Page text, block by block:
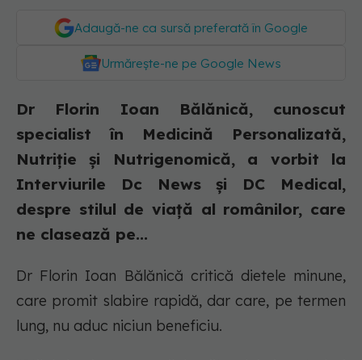
Adaugă-ne ca sursă preferată în Google
Urmărește-ne pe Google News
Dr Florin Ioan Bălănică, cunoscut
specialist în Medicină Personalizată,
Nutriție și Nutrigenomică, a vorbit la
Interviurile Dc News și DC Medical,
despre stilul de viață al românilor, care
ne clasează pe...
Dr Florin Ioan Bălănică critică dietele minune,
care promit slabire rapidă, dar care, pe termen
lung, nu aduc niciun beneficiu.